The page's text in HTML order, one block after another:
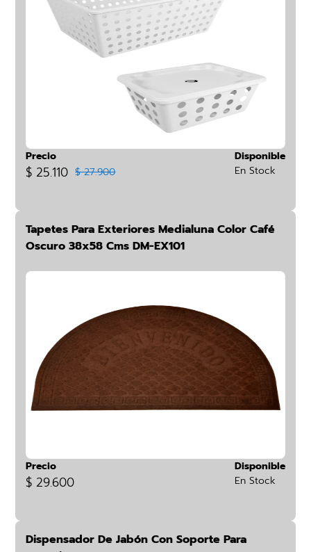
Precio
$ 25.110 $ 27.900
Disponible
En Stock
Tapetes Para Exteriores Medialuna Color Café
Oscuro 38x58 Cms DM-EX101
Precio
$ 29.600
Disponible
En Stock
Dispensador De Jabón Con Soporte Para